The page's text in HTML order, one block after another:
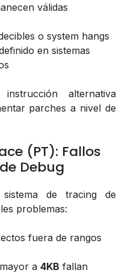
válidas
o system hangs
en sistemas
alternativa
parches a nivel de
(PT): Fallos
Debug
de tracing de
problemas:
fuera de rangos
a 4KB fallan